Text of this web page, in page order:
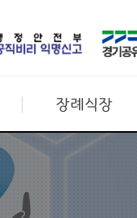
장례식장